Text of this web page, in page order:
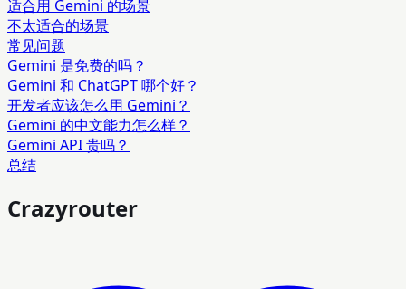
适合用 Gemini 的场景
不太适合的场景
常见问题
Gemini 是免费的吗？
Gemini 和 ChatGPT 哪个好？
开发者应该怎么用 Gemini？
Gemini 的中文能力怎么样？
Gemini API 贵吗？
总结
Crazyrouter